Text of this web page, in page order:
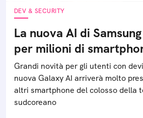
DEV & SECURITY
La nuova AI di
per milioni di
Grandi novità per gli utenti con
nuova Galaxy AI arriverà molto
altri smartphone del colosso della
sudcoreano